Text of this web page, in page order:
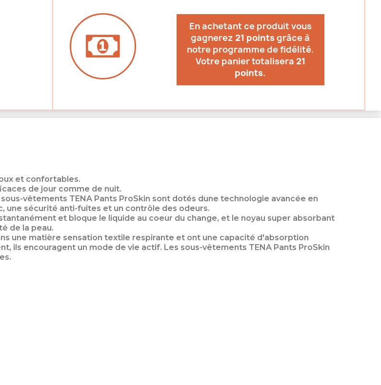
En achetant ce produit vous
gagnerez 21 pointsgrâce à
notre programme de fidélité.
Votre panier totalisera 21
points.
et confortables.
de jour comme de nuit.
vêtements TENA Pants ProSkin sont dotés dune technologie avancée en
une sécurité anti-fuites et un contrôle des odeurs.
et bloque le liquide au coeur du change, et le noyau super absorbant
de la peau.
une matière sensation textile respirante et ont une capacité d'absorption
ils encouragent un mode de vie actif. Les sous-vêtements TENA Pants ProSkin